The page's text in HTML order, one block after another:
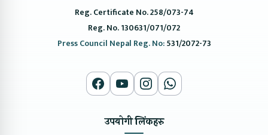
Reg. Certificate No. 258/073-74
Reg. No. 130631/071/072
Press Council Nepal Reg. No:531/2072-73
उपयोगी लिंकहरु